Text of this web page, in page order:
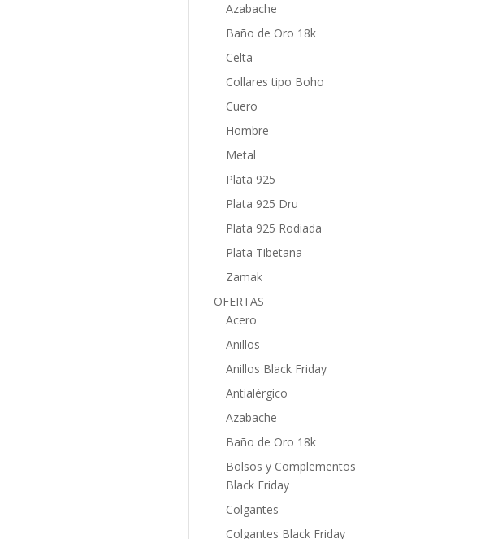
Azabache
Baño de Oro 18k
Celta
Collares tipo Boho
Cuero
Hombre
Metal
Plata 925
Plata 925 Dru
Plata 925 Rodiada
Plata Tibetana
Zamak
OFERTAS
Acero
Anillos
Anillos Black Friday
Antialérgico
Azabache
Baño de Oro 18k
Bolsos y Complementos
Black Friday
Colgantes
Colgantes Black Friday